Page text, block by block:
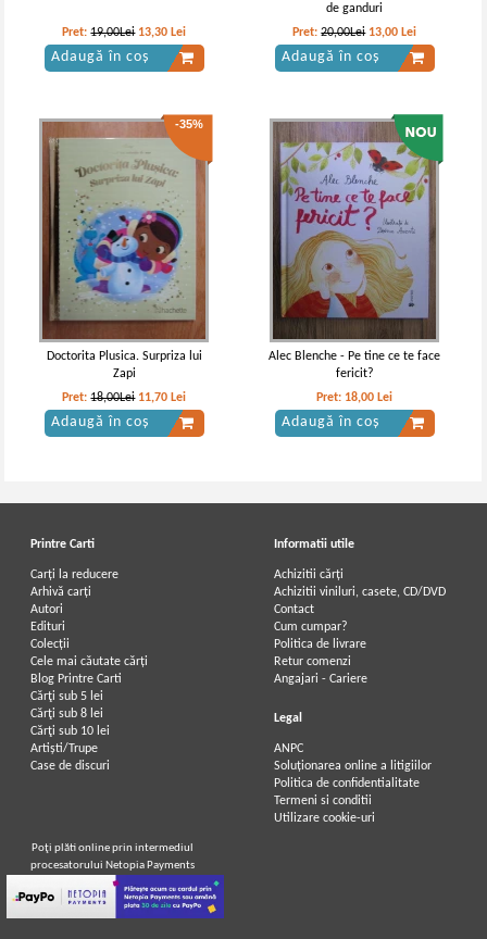
Pret:19,00Lei 13,30 Lei
Adaugă în coș
de ganduri
Pret:20,00Lei 13,00 Lei
Adaugă în coș
-35%
Doctorita Plusica. Surpriza lui
Zapi
Pret:18,00Lei 11,70 Lei
Adaugă în coș
Alec Blenche - Pe tine ce te face
fericit?
Pret: 18,00 Lei
Adaugă în coș
Printre Carti
Carți la reducere
Arhivă carți
Autori
Edituri
Colecții
Cele mai căutate cărți
Blog Printre Carti
Cărţi sub 5 lei
Cărţi sub 8 lei
Cărţi sub 10 lei
Artiști/Trupe
Case de discuri
Informatii utile
Achizitii cărți
Achizitii viniluri, casete, CD/DVD
Contact
Cum cumpar?
Politica de livrare
Retur comenzi
Angajari - Cariere
Legal
ANPC
Soluționarea online a litigiilor
Politica de confidentialitate
Termeni si conditii
Utilizare cookie-uri
Poţi plăti online prin intermediul
procesatorului Netopia Payments